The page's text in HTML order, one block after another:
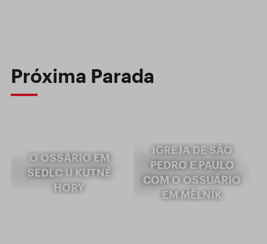
Próxima Parada
O OSSÁRIO EM
SEDLC U KUTNÉ
HORY
IGREJA DE SÃO
PEDRO E PAULO
COM O OSSUÁRIO
EM MĚLNÍK